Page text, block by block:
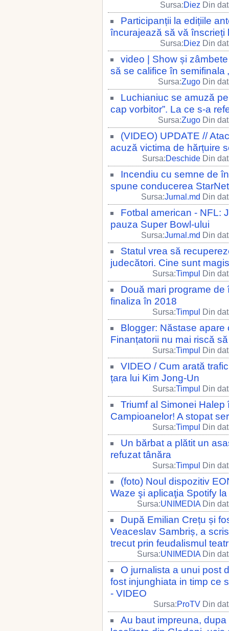
Sursa:Diez Din
Participanții la edițiile
încurajează să vă înscrieți
Sursa:Diez Din
video | Show și
să se califice în semifinala
Sursa:Zugo Din
Luchianiuc se amuză
cap vorbitor”. La ce s-a
Sursa:Zugo Din
(VIDEO) UPDATE //
acuză victima de hărțuire
Sursa:Deschide Din
Incendiu cu semne de
spune conducerea
Sursa:Jurnal.md Din
Fotbal american - NFL:
pauza Super Bowl-ului
Sursa:Jurnal.md Din
Statul vrea să
judecători. Cine sunt
Sursa:Timpul Din
Două mari programe
finaliza în 2018
Sursa:Timpul Din
Blogger: Năstase apare
Finanțatorii nu mai riscă
Sursa:Timpul Din
VIDEO / Cum arată
țara lui Kim Jong-Un
Sursa:Timpul Din
Triumf al Simonei
Campioanelor! A stopat
Sursa:Timpul Din
Un bărbat a plătit un
refuzat tânăra
Sursa:Timpul Din
(foto) Noul dispozitiv
Waze şi aplicaţia Spotify
Sursa:UNIMEDIA Din
După Emilian Crețu și
Veaceslav Sambriș, a
trecut prin feudalismul
Sursa:UNIMEDIA Din
O jurnalista a unui post
fost injunghiata in timp ce
- VIDEO
Sursa:ProTV Din
Au baut impreuna,